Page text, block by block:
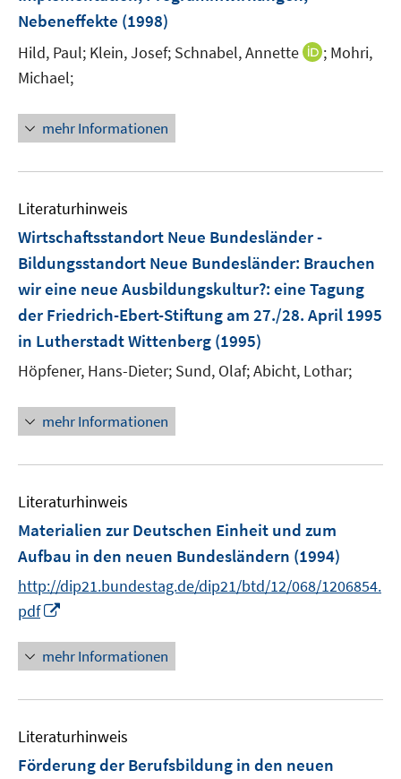
Nebeneffekte (1998)
Hild, Paul; Klein, Josef; Schnabel, Annette
I
s
t
e
f
n
; Mohri,
Michael;
mehr Informationen
Literaturhinweis
Wirtschaftsstandort Neue Bundesländer -
Bildungsstandort Neue Bundesländer: Brauchen
wir eine neue Ausbildungskultur?: eine Tagung
der Friedrich-Ebert-Stiftung am 27./28. April 1995
in Lutherstadt Wittenberg (1995)
Höpfener, Hans-Dieter; Sund, Olaf;Abicht, Lothar;
mehr Informationen
Literaturhinweis
Materialien zur Deutschen Einheit und zum
Aufbau in den neuen Bundesländern (1994)
http://dip21.bundestag.de/dip21/btd/12/068/1206854.
pdf
n
e
u
m
F
mehr Informationen
Literaturhinweis
Förderung der Berufsbildung in den neuen